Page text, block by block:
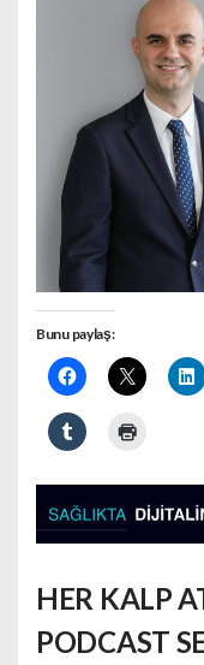
Bunu paylaş:
HER KALP
PODCAST